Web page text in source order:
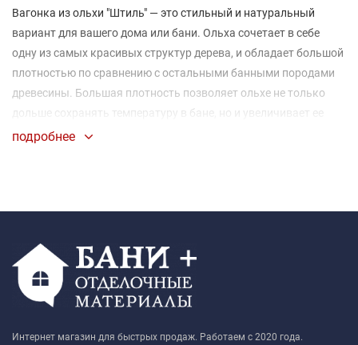
Вагонка из ольхи "Штиль" — это стильный и натуральный
вариант для вашего дома или бани. Ольха сочетает в себе
одну из самых красивых структур дерева, и обладает большой
плотностью по сравнению с остальными банными породами
древесины. Большая плотность позволяет ольхе не только
дольше сохранять температуру в бане, но и увеличивает ее
срок службы по сравнению с липой.
подробнее
Интернет магазин для быстрых продаж. Работаем с 2020 года.